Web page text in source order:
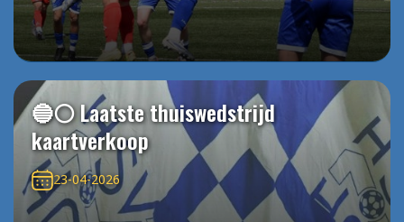
🔵⚪️ Laatste thuiswedstrijd
kaartverkoop
23-04-2026